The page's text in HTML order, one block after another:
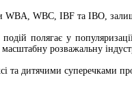
WBA, WBC, IBF та IBO,
полягає у
розважальну
дитячими суперечками